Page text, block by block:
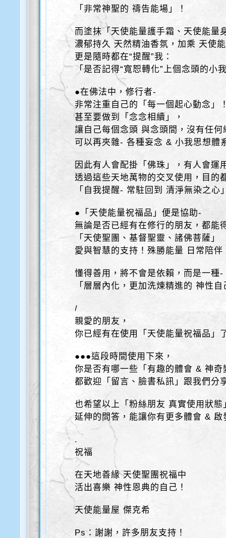
「非常神聖的 禱告能場」！
而塗抹「天使能量護手霜、天使能量
濃郁持久 天然精油香氛，加乘 天使
更是隨時都在“提醒”我：
「是否記得“寬恕轉化”上個念頭的小
●在佛法中，修行者-
非常注重自己的「每一個起心動念」
甚至要做到「念念相續」，
讓自己每個念頭 與念頭間，沒有任何
可以再夾雜- 各種妄念 & 小我思想體
因此有人會配掛「佛珠」，有人會運
透過這些天地萬物的交叉使用，目的
「自我提醒- 常駐回到 清淨無染之心
●「天使能量祝福品」便是協助-
無論是否已經有在修行的朋友，都能
「天使聖團、基督聖靈、諸佛菩薩」
愛與智慧的支持！殊勝能量 日常陪伴
懂得善用，將不會是依賴，而是一種-
「層層內化，更加洗煉精進的 神性自
/
親愛的朋友，
你已經有在使用「天使能量祝福品」
●●●這段時間使用下來，
你是否有哪一些「有趣的體會 & 神奇
都歡迎「留言、臉書私訊」跟我們分
也希望以上「粉絲朋友 真實使用狀態
延伸的問答，能讓你有更多體會 & 啟
.
祝福
在天地善緣 天使聖團祝福中
活出喜樂 神性恩典的自己！
天使能量屋 傑克希
Ps：謝謝，許多朋友支持！